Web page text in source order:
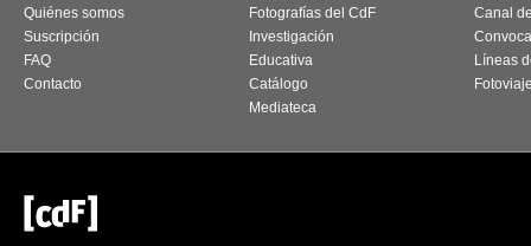
Quiénes somos
Suscripción
FAQ
Contacto
Fotografías del CdF
Investigación
Educativa
Catálogo
Mediateca
Canal
Líneas